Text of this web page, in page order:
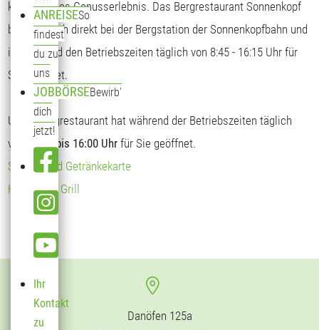
ANREISESo
findest
du zu
uns
JOBBÖRSEBewirb'
dich
jetzt!
Ihr
Kontakt
zu
kulinarisches Genusserlebnis. Das Bergrestaurant Sonnenkopf
befindet sich direkt bei der Bergstation der Sonnenkopfbahn und
ist während den Betriebszeiten täglich von 8:45 - 16:15 Uhr für
Sie geöffnet.
Unser Bergrestaurant hat während der Betriebszeiten täglich
von
09:00 bis 16:00 Uhr für Sie geöffnet.
Speise- und Getränkekarte
Hendl vom Grill
Danöfen 125a